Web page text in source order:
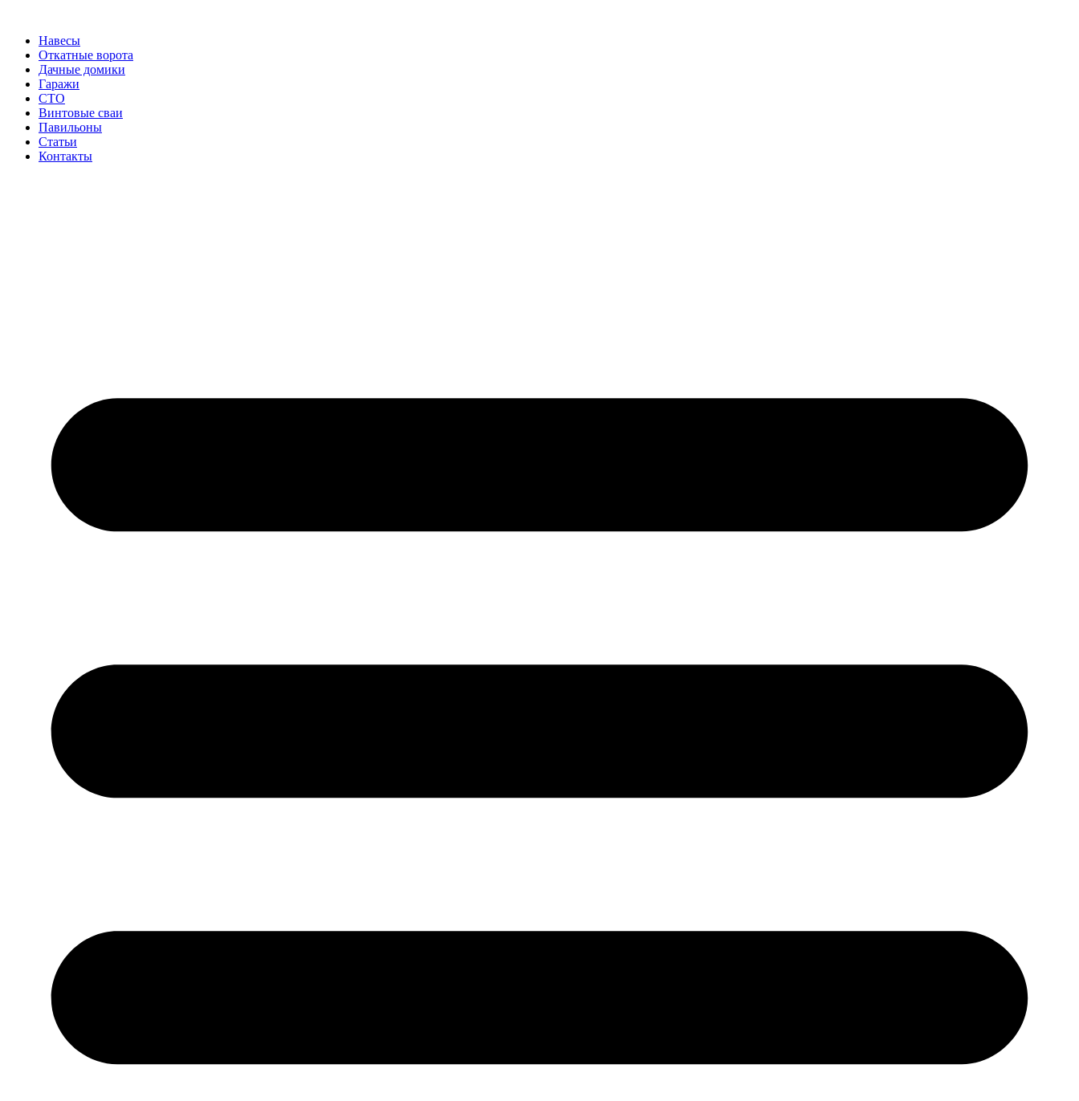
содержимому
Навесы
Откатные ворота
Дачные домики
Гаражи
СТО
Винтовые сваи
Павильоны
Статьи
Контакты